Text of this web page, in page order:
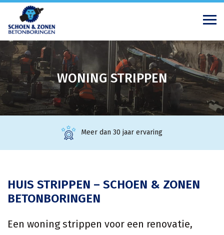
WONING STRIPPEN
Meer dan 30 jaar ervaring
HUIS STRIPPEN – SCHOEN & ZONEN
BETONBORINGEN
Een woning strippen voor een renovatie,